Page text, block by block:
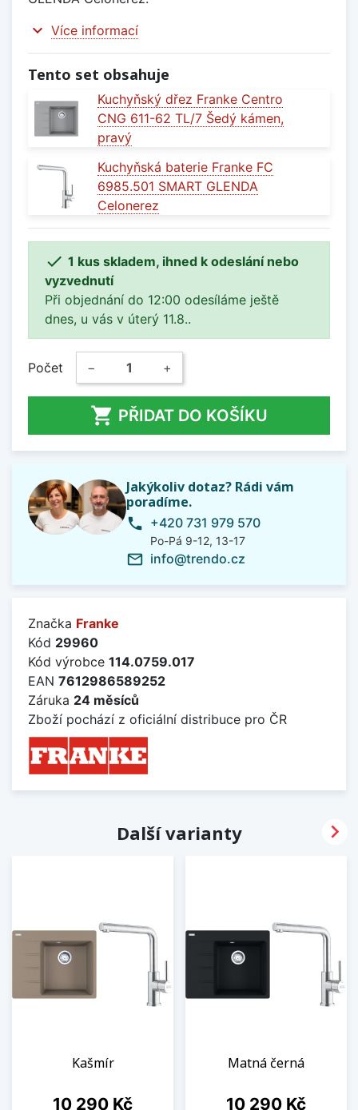
expand_more Více informací
Tento set obsahuje
Kuchyňský dřez Franke Centro
CNG 611-62 TL/7 Šedý kámen,
pravý
Kuchyňská baterie Franke FC
6985.501 SMART GLENDA
Celonerez
 1 kus skladem, ihned k odeslání nebo
vyzvednutí
Při objednání do 12:00 odesíláme ještě
dnes, u vás v úterý 11.8..
Počet − +
 PŘIDAT DO KOŠÍKU
Jakýkoliv dotaz? Rádi vám
poradíme.
phone +420 731 979 570
Po-Pá 9-12, 13-17
mail_outline info@trendo.cz
Značka Franke
Kód 29960
Kód výrobce 114.0759.017
EAN 7612986589252
Záruka 24 měsíců
Zboží pochází z oficiální distribuce pro ČR
Další varianty
Kašmír
Cena
10 290 Kč
Matná černá
Cena
10 290 Kč
